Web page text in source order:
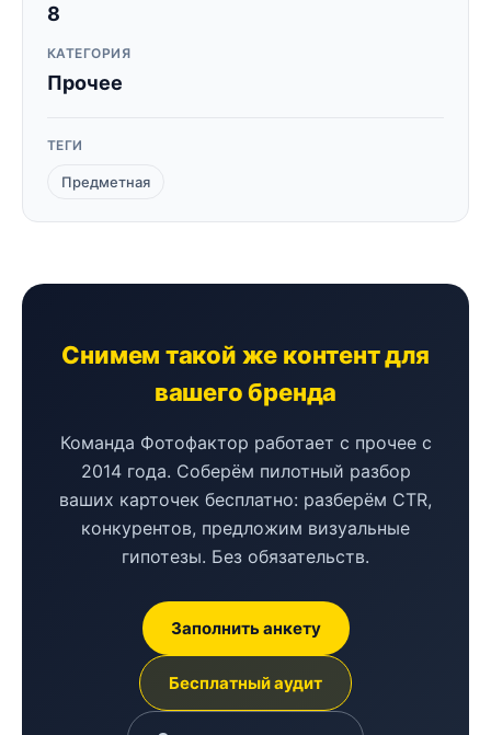
8
КАТЕГОРИЯ
Прочее
ТЕГИ
Предметная
Снимем такой же контент для
вашего бренда
Команда Фотофактор работает с прочее с
2014 года. Соберём пилотный разбор
ваших карточек бесплатно: разберём CTR,
конкурентов, предложим визуальные
гипотезы. Без обязательств.
Заполнить анкету
Бесплатный аудит